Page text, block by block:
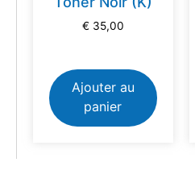
€ 35,00
Ajouter au
panier